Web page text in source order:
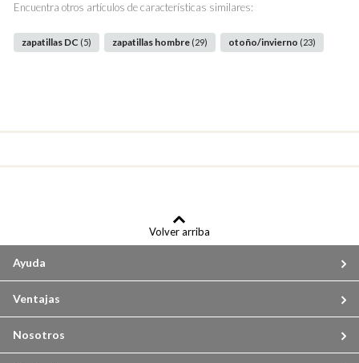
Encuentra otros artículos de características similares:
zapatillas DC (5) zapatillas hombre (29) otoño/invierno (23)
Volver arriba
Ayuda
Ventajas
Nosotros